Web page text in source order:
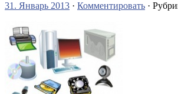
31. Январь 2013 · Комментировать ·